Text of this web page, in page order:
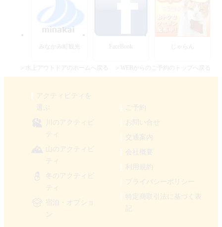
みなかみ町観光 FaceBook じゃらん
＞水上アウトドアのホームへ戻る ＞WEBからのご予約のトップへ戻る
アクティビティを
川のアクティビ
ティ
山のアクティビ
ティ
冬のアクティビ
ティ
宿泊・オプショ
ン
ご予約
お問い合せ
交通案内
会社概要
利用規約
プライバシーポリシー
特定商取引法に基づく表
記